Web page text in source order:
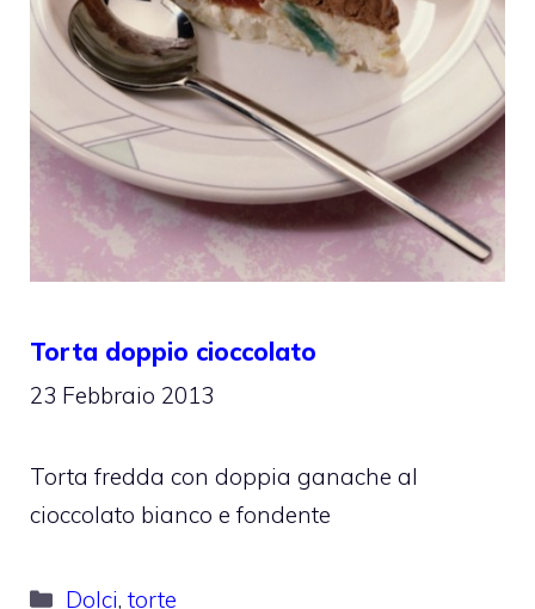
Torta doppio cioccolato
23 Febbraio 2013
Torta fredda con doppia ganache al
cioccolato bianco e fondente
Categorie
Dolci,torte